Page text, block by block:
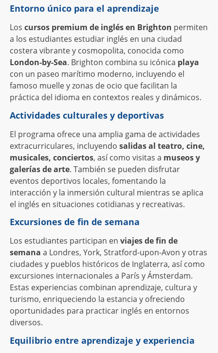
Entorno único para el aprendizaje
Los cursos premium de inglés en Brighton permiten
a los estudiantes estudiar inglés en una ciudad
costera vibrante y cosmopolita, conocida como
London-by-Sea. Brighton combina su icónica playa
con un paseo marítimo moderno, incluyendo el
famoso muelle y zonas de ocio que facilitan la
práctica del idioma en contextos reales y dinámicos.
Actividades culturales y deportivas
El programa ofrece una amplia gama de actividades
extracurriculares, incluyendo salidas al teatro, cine,
musicales, conciertos, así como visitas a museos y
galerías de arte. También se pueden disfrutar
eventos deportivos locales, fomentando la
interacción y la inmersión cultural mientras se aplica
el inglés en situaciones cotidianas y recreativas.
Excursiones de fin de semana
Los estudiantes participan en viajes de fin de
semana a Londres, York, Stratford-upon-Avon y otras
ciudades y pueblos históricos de Inglaterra, así como
excursiones internacionales a París y Ámsterdam.
Estas experiencias combinan aprendizaje, cultura y
turismo, enriqueciendo la estancia y ofreciendo
oportunidades para practicar inglés en entornos
diversos.
Equilibrio entre aprendizaje y experiencia